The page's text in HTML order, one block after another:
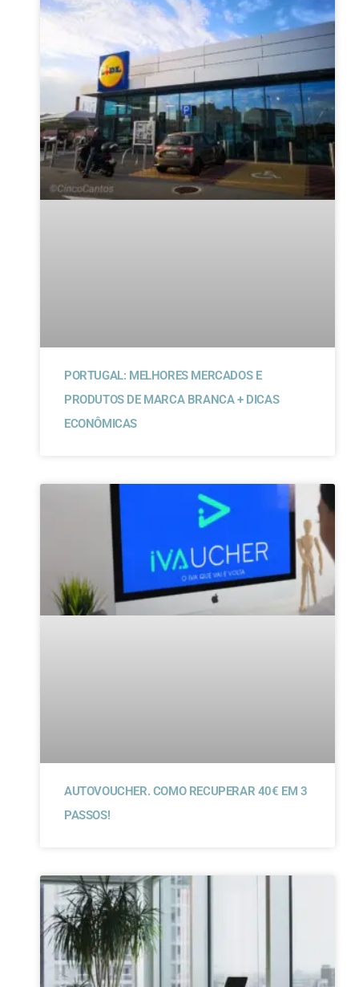
PORTUGAL: MELHORES MERCADOS E
PRODUTOS DE MARCA BRANCA + DICAS
ECONÔMICAS
AUTOVOUCHER. COMO RECUPERAR 40€ EM 3
PASSOS!